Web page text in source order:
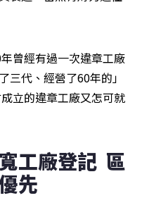
曾經有過一次違章工廠
三代、經營了60年的」
立的違章工廠又怎可就
工廠登記  區
先